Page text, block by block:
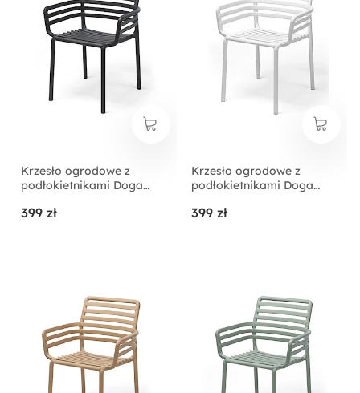
Krzesło ogrodowe z
podłokietnikami Doga
tworzywa antracytowe
399 zł
Krzesło ogrodowe z
podłokietnikami Doga
tworzywa białe
399 zł